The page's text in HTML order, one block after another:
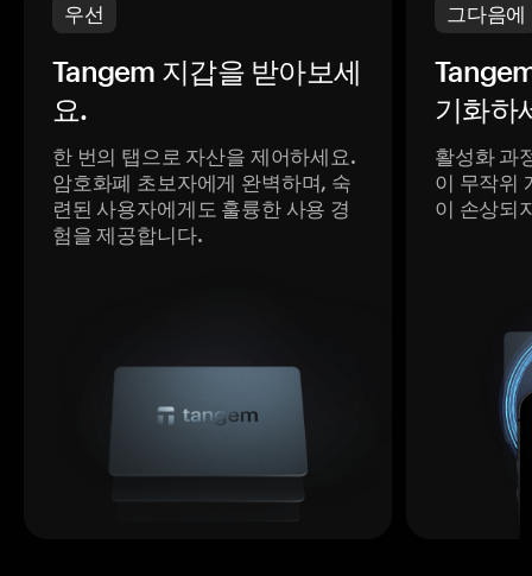
우선
Tangem 지갑을 받아보세
요.
한 번의 탭으로 자산을 제어하세요.
암호화폐 초보자에게 완벽하며, 숙
련된 사용자에게도 훌륭한 사용 경
험을 제공합니다.
그다음에
기화하
활성화 과
이 무작위
이 손상되